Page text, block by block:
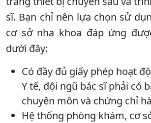
sĩ. Bạn chỉ nên lựa chọn sử
cơ sở nha khoa đáp ứng
dưới đây:
Có đầy đủ giấy phép hoạt
Y tế, đội ngũ bác sĩ phải có
chuyên môn và chứng chỉ
Hệ thống phòng khám, cơ